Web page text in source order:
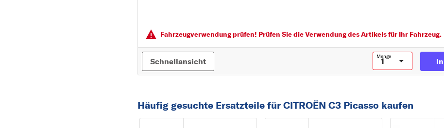
Fahrzeugver­wendung prüfen! Prüfen Sie die Verwendung des Artikels für Ihr Fahrzeug.
Schnellansicht
Menge
Häufig gesuchte Ersatzteile für CITROËN C3 Picasso kaufen